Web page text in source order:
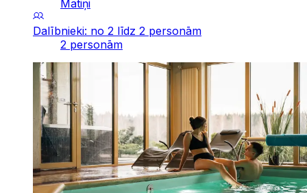
Matiņi
Dalībnieki: no 2 līdz 2 personām
2 personām